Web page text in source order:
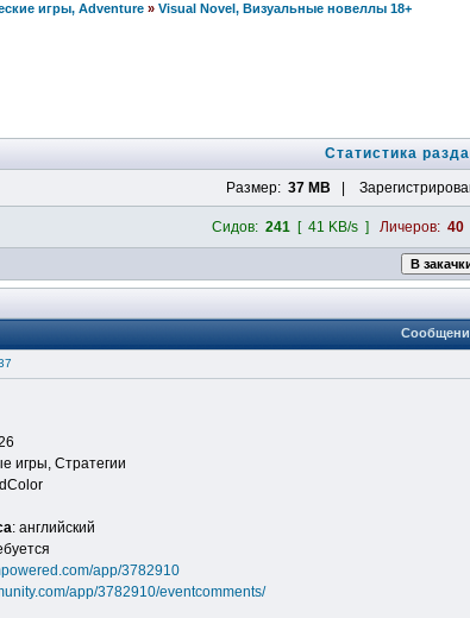
игры, Adventure » Visual Novel, Визуальные новеллы 18+
Статистика
Размер: 37 MB |
Сидов: 241 [ 41 KB/s ] Личеров: 40
игры, Стратегии
: английский
app/3782910
app/3782910/eventcomments/